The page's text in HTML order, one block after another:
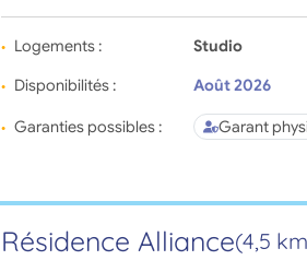
Logements :
Studio
Disponibilités :
Août 2026
Garanties possibles : Garant
Résidence Alliance(4,5